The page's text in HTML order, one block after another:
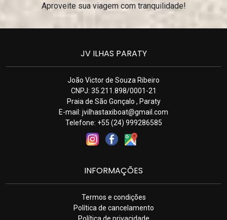
Aproveite sua viagem com tranquilidade!
JV ILHAS PARATY
João Victor de Souza Ribeiro
CNPJ: 35.211.898/0001-21
Praia de São Gonçalo , Paraty
E-mail: jvilhastaxiboat@gmail.com
Telefone: +55 (24) 999286585
INFORMAÇÕES
Termos e condições
Política de cancelamento